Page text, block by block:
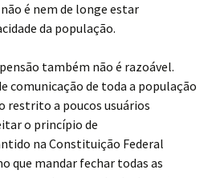
é nem de longe estar
da população.
também não é razoável.
comunicação de toda a população
restrito a poucos usuários
o princípio de
na Constituição Federal
que mandar fechar todas as